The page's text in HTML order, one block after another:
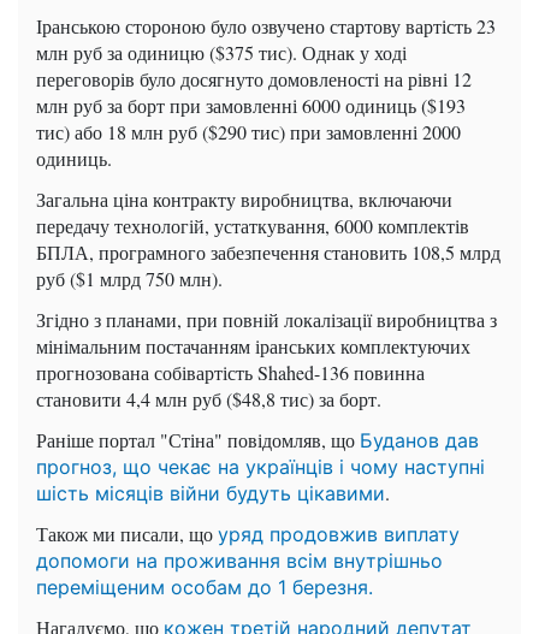
Іранською стороною було озвучено стартову вартість 23
млн руб за одиницю ($375 тис). Однак у ході
переговорів було досягнуто домовленості на рівні 12
млн руб за борт при замовленні 6000 одиниць ($193
тис) або 18 млн руб ($290 тис) при замовленні 2000
одиниць.
Загальна ціна контракту виробництва, включаючи
передачу технологій, устаткування, 6000 комплектів
БПЛА, програмного забезпечення становить 108,5 млрд
руб ($1 млрд 750 млн).
Згідно з планами, при повній локалізації виробництва з
мінімальним постачанням іранських комплектуючих
прогнозована собівартість Shahed-136 повинна
становити 4,4 млн руб ($48,8 тис) за борт.
Раніше портал "Стіна" повідомляв, що Буданов дав
прогноз, що чекає на українців і чому наступні
шість місяців війни будуть цікавими.
Також ми писали, що уряд продовжив виплату
допомоги на проживання всім внутрішньо
переміщеним особам до 1 березня.
Нагадуємо, що кожен третій народний депутат